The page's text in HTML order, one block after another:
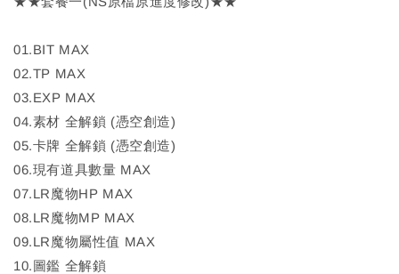
01.BIT MAX
02.TP MAX
03.EXP MAX
04.素材 全解鎖 (憑空創造)
05.卡牌 全解鎖 (憑空創造)
06.現有道具數量 MAX
07.LR魔物HP MAX
08.LR魔物MP MAX
09.LR魔物屬性值 MAX
10.圖鑑 全解鎖